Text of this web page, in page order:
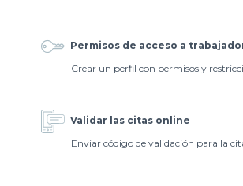
Permisos de acceso a
Crear un perfil con permisos y
Validar las citas online
Enviar código de validación para la